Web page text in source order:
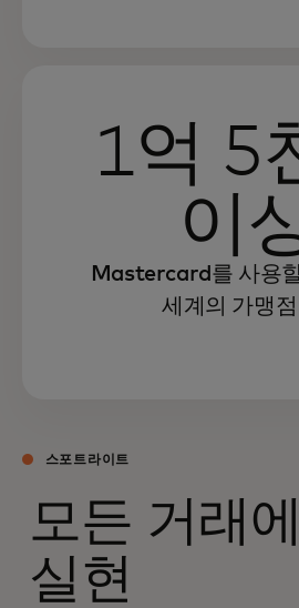
1억 5
이
Mastercard를 사용
세계의 가맹
스포트라이트
모든 거래
실현